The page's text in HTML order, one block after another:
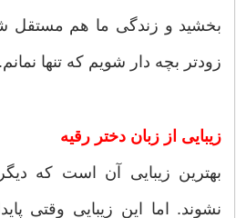
بخشید و زندگی ما هم مستقل
زودتر بچه دار شویم که تنها نمانم.
زیبایی از زبان دختر رقیه
بهترین زیبایی آن است که
نشوند. اما این زیبایی وقتی